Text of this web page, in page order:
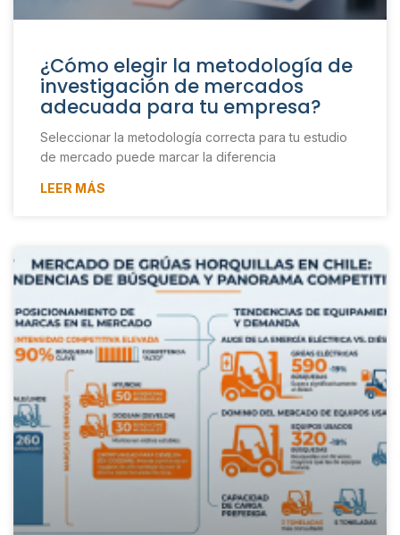
¿Cómo elegir la metodología de
investigación de mercados
adecuada para tu empresa?
Seleccionar la metodología correcta para tu estudio
de mercado puede marcar la diferencia
LEER MÁS